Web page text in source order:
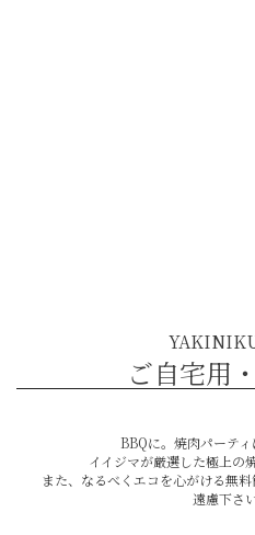
ご自宅用
BBQに。焼肉パーティ
イイジマが厳選した極上の
また、なるべくエコを心がける無
遠慮下さ